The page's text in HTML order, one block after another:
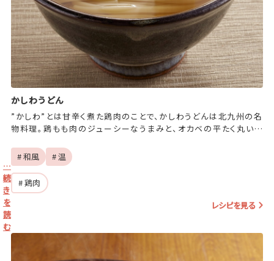
かしわうどん
”かしわ”とは甘辛く煮た鶏肉のことで、かしわうどんは北九州の名
物料理。鶏もも肉のジューシーなうまみと、オカベの平たく丸い平
# 和風 # 温
# 鶏肉
レシピを見る
…
続
き
を
読
む